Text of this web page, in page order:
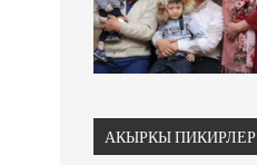
АКЫРКЫ ПИКИРЛЕР